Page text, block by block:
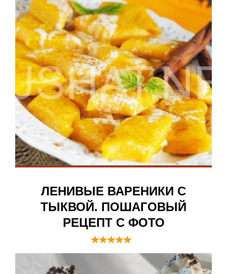
ЛЕНИВЫЕ ВАРЕНИКИ С
ТЫКВОЙ. ПОШАГОВЫЙ
РЕЦЕПТ С ФОТО